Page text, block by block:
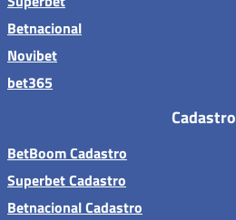
Betnacional
Novibet
bet365
Cadastro
BetBoom Cadastro
Superbet Cadastro
Betnacional Cadastro